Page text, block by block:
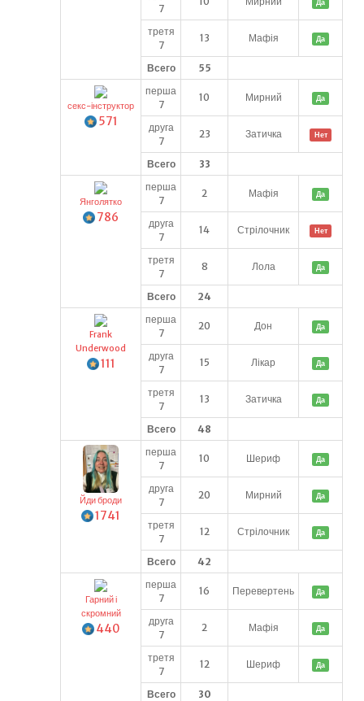
7
Да
третя
7
13 Мафія Да
Всего 55
секс-інструктор
571
перша
7
10 Мирний Да
друга
7
23 Затичка Нет
Всего 33
Янголятко
786
перша
7
2 Мафія Да
друга
7
14 Стрілочник Нет
третя
7
8 Лола Да
Всего 24
Frank
Underwood
111
перша
7
20 Дон Да
друга
7
15 Лікар Да
третя
7
13 Затичка Да
Всего 48
Йди броди
1741
перша
7
10 Шериф Да
друга
7
20 Мирний Да
третя
7
12 Стрілочник Да
Всего 42
Гарний і
скромний
440
перша
7
16 Перевертень Да
друга
7
2 Мафія Да
третя
7
12 Шериф Да
Всего 30